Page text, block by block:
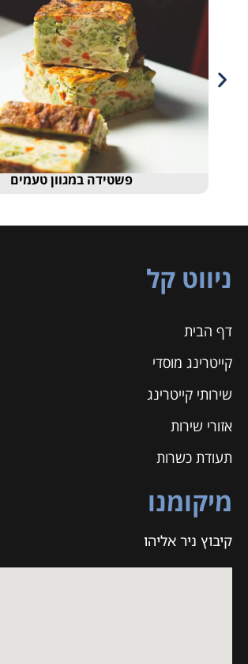
פשטידה במגוון טעמים
ניווט קל
דף הבית
קייטרינג מוסדי
שירותי קייטרינג
אזורי שירות
תעודת כשרות
מיקומנו
קיבוץ ניר אליהו